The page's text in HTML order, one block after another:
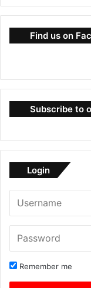
Find us on
Subscribe to
Login
Remember me